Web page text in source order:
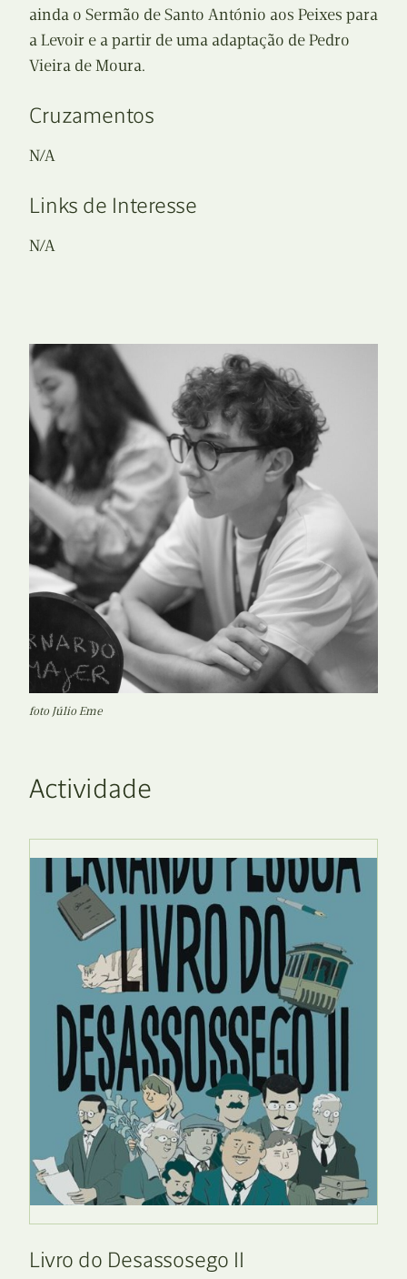
ainda o Sermão de Santo António aos Peixes para
a Levoir e a partir de uma adaptação de Pedro
Vieira de Moura.
Cruzamentos
N/A
Links de Interesse
N/A
foto Júlio Eme
Actividade
Livro do Desassosego II